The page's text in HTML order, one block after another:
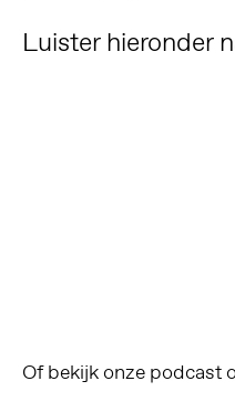
Luister hieronder
Of bekijk onze podcast